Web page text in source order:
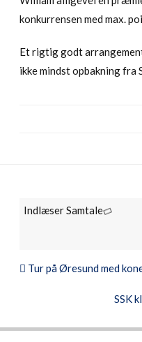
konkurrensen med max.
Et rigtig godt
ikke mindst opbakning fra
Indlæser Samtale
Tur på Øresund med
SSK